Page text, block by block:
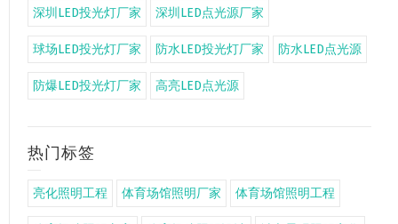
深圳LED投光灯厂家 深圳LED点光源厂家
球场LED投光灯厂家 防水LED投光灯厂家 防水LED点光源
防爆LED投光灯厂家 高亮LED点光源
热门标签
亮化照明工程 体育场馆照明厂家 体育场馆照明工程